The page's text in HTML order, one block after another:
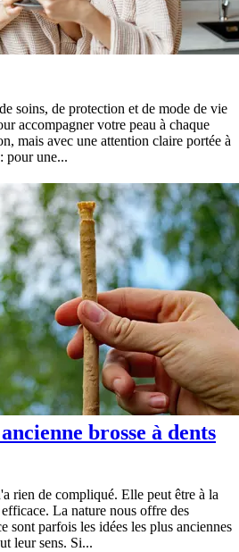
soins, de protection et de mode de vie
accompagner votre peau à chaque
mais avec une attention claire portée à
pour une...
brosse à dents
rien de compliqué. Elle peut être à la
La nature nous offre des
sont parfois les idées les plus anciennes
leur sens. Si...